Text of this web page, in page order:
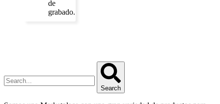
de
grabado.
Search